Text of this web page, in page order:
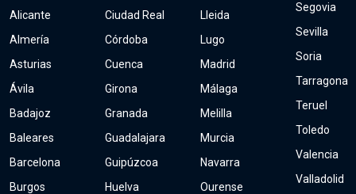
Alicante
Almería
Asturias
Ávila
Badajoz
Baleares
Barcelona
Burgos
Ciudad Real
Córdoba
Cuenca
Girona
Granada
Guadalajara
Guipúzcoa
Huelva
Lleida
Lugo
Madrid
Málaga
Melilla
Murcia
Navarra
Ourense
Segovia
Sevilla
Soria
Tarragona
Teruel
Toledo
Valencia
Valladolid